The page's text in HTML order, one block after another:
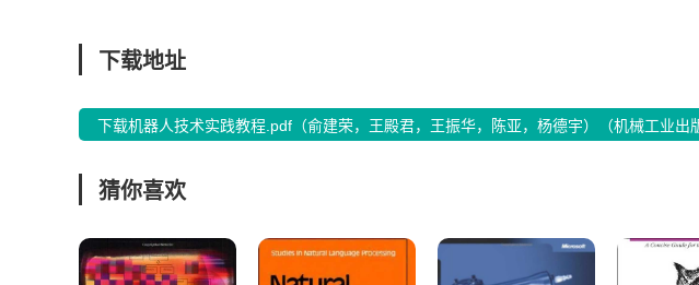
下载地址
下载机器人技术实践教程.pdf（俞建荣，王殿君，王振华，陈亚，杨德宇）（机械工业出
猜你喜欢